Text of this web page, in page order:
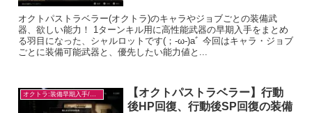
オクトパストラベラー(オクトラ)のキャラやジョブごとの装備武
器、欲しい能力！ 1ターンキル用に高性能武器の早期入手をまとめ
る羽目になった、シャルロットです(；-ω-)aﾞ 今回はキャラ・ジョブ
ごとに装備可能武器と、優先したい能力値と...
オクトラ:装備早期入手/目的別
【オクトパストラベラー】行動
後HP回復、行動後SP回復の装備